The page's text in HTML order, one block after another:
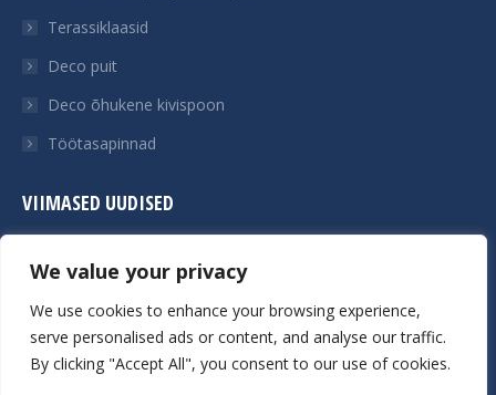
We value your privacy
We use cookies to enhance your browsing experience,
serve personalised ads or content, and analyse our traffic.
By clicking "Accept All", you consent to our use of cookies.
Terassiklaasid
Deco puit
Deco õhukene kivispoon
Töötasapinnad
VIIMASED UUDISED
Üliõhuke looduskivi ehk kivispoon
Põllukivide kasutamisest